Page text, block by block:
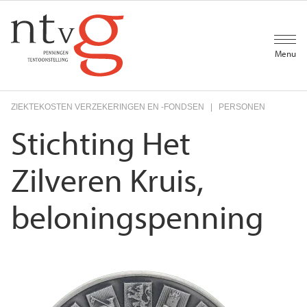
naar
de
inhoud
Menu
ZIEKTEKOSTEN VERZEKERINGEN EN -FONDSEN PERSONEN
Stichting Het
Zilveren Kruis,
beloningspenning